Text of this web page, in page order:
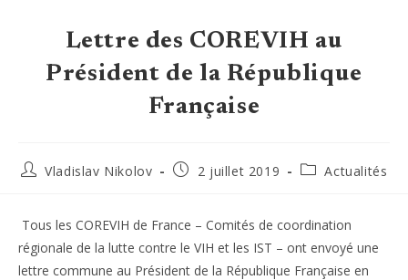
Lettre des COREVIH au
Président de la République
Française
Auteur/autrice
publication :
Vladislav Nikolov
Publication
2 juillet 2019
PostActualités
Tous les COREVIH de France – Comités de coordination
régionale de la lutte contre le VIH et les IST – ont envoyé une
lettre commune au Président de la République Française en